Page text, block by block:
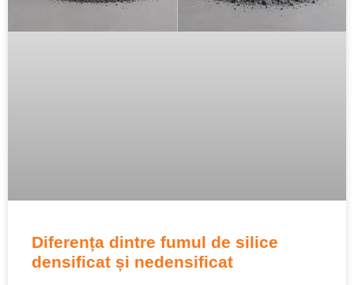
Diferența dintre fumul de silice
densificat și nedensificat